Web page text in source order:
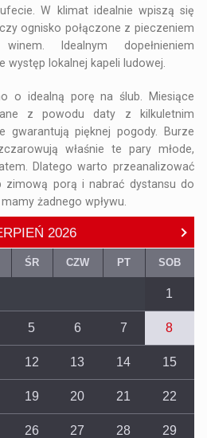
W klimat idealnie wpiszą się
ognisko połączone z pieczeniem
Idealnym dopełnieniem
występ lokalnej kapeli ludowej.
o idealną porę na ślub. Miesiące
z powodu daty z kilkuletnim
gwarantują pięknej pogody. Burze
właśnie te pary młode,
Dlatego warto przeanalizować
zimową porą i nabrać dystansu do
żadnego wpływu.
2026
ŚR CZW PT SOB
1
5 6 7 8
12 13 14 15
19 20 21 22
26 27 28 29